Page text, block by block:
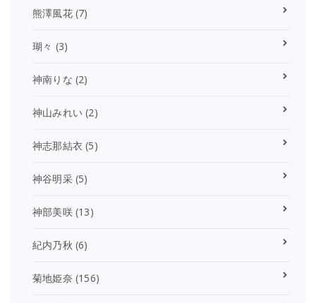
熊澤風花(7)
瑚々 (3)
神南りな (2)
神山みれい (2)
神志那結衣 (5)
神谷明采(5)
神部美咲(13)
紀内乃秋 (6)
菊地姫奈 (156)